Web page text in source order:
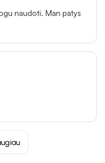
naudoti. Man patys